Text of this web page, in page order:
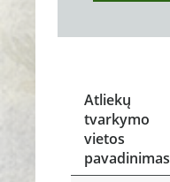
Atliekų
tvarkymo
vietos
pavadinimas